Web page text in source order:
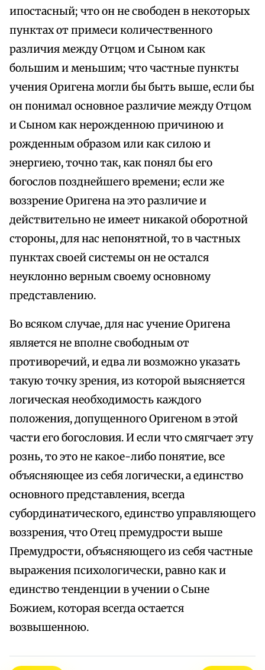
ипостасный; что он не свободен в некоторых
пунктах от примеси количественного
различия между Отцом и Сыном как
большим и меньшим; что частные пункты
учения Оригена могли бы быть выше, если бы
он понимал основное различие между Отцом
и Сыном как нерожденною причиною и
рожденным образом или как силою и
энергиею, точно так, как понял бы его
богослов позднейшего времени; если же
воззрение Оригена на это различие и
действительно не имеет никакой оборотной
стороны, для нас непонятной, то в частных
пунктах своей системы он не остался
неуклонно верным своему основному
представлению.
Во всяком случае, для нас учение Оригена
является не вполне свободным от
противоречий, и едва ли возможно указать
такую точку зрения, из которой выясняется
логическая необходимость каждого
положения, допущенного Оригеном в этой
части его богословия. И если что смягчает эту
рознь, то это не какое-либо понятие, все
объясняющее из себя логически, а единство
основного представления, всегда
субординатического, единство управляющего
воззрения, что Отец премудрости выше
Премудрости, объясняющего из себя частные
выражения психологически, равно как и
единство тенденции в учении о Сыне
Божием, которая всегда остается
возвышенною.